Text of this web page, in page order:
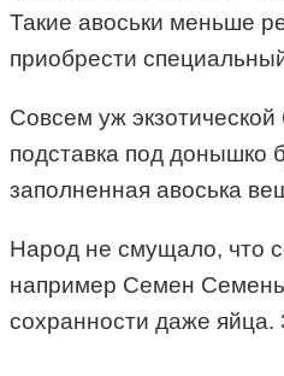
Такие авоськи меньше
приобрести
Совсем уж
подставка под донышко
заполненная авоська
Народ не смущало, что
например Семен
сохранности даже